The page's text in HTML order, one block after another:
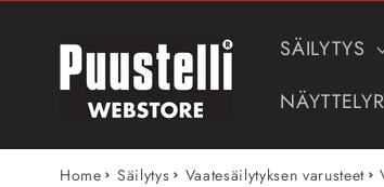
Ohita ja
sisältöön SÄILYTYS
Home Säilytys Vaatesäilytyksen varusteet